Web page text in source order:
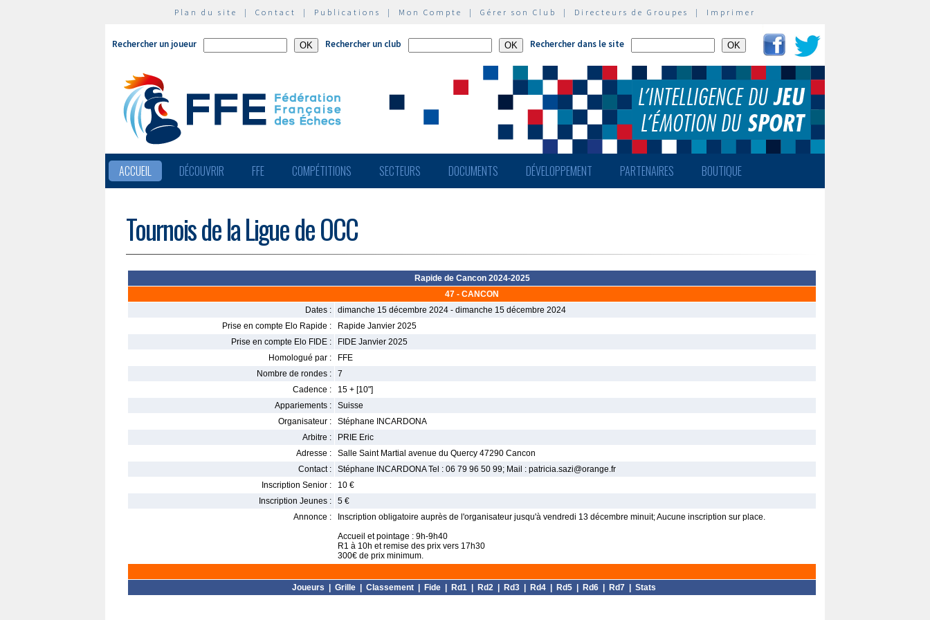
Plan du site | Contact | Publications | Mon Compte | Gérer son Club | Directeurs de Groupes | Imprimer
Rechercher un joueur Rechercher un club Rechercher dans le site
ACCUEIL DÉCOUVRIR FFE COMPÉTITIONS SECTEURS DOCUMENTS DÉVELOPPEMENT PARTENAIRES BOUTIQUE
Tournois de la Ligue de OCC
Rapide de Cancon 2024-2025
47 - CANCON
Dates :
dimanche 15 décembre 2024 - dimanche 15 décembre 2024
Prise en compte Elo Rapide :
Rapide Janvier 2025
Prise en compte Elo FIDE :
FIDE Janvier 2025
Homologué par :
FFE
Nombre de rondes :
7
Cadence :
15 + [10"]
Appariements :
Suisse
Organisateur :
Stéphane INCARDONA
Arbitre :
PRIE Eric
Adresse :
Salle Saint Martial avenue du Quercy 47290 Cancon
Contact :
Stéphane INCARDONA Tel : 06 79 96 50 99; Mail : patricia.sazi@orange.fr
Inscription Senior :
10 €
Inscription Jeunes :
5 €
Annonce :
Inscription obligatoire auprès de l'organisateur jusqu'à vendredi 13 décembre minuit; Aucune inscription sur place.
Accueil et pointage : 9h-9h40
R1 à 10h et remise des prix vers 17h30
300€ de prix minimum.
Joueurs Grille Classement Fide Rd1 Rd2 Rd3 Rd4 Rd5 Rd6 Rd7 Stats